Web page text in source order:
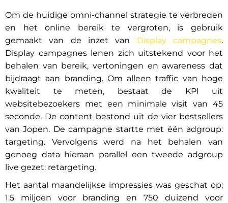
Om de huidige omni-channel strategie te verbreden
en het online bereik te vergroten, is gebruik
gemaakt van de inzet van Display campagnes.
Display campagnes lenen zich uitstekend voor het
behalen van bereik, vertoningen en awareness dat
bijdraagt aan branding. Om alleen traffic van hoge
kwaliteit te meten, bestaat de KPI uit
websitebezoekers met een minimale visit van 45
seconde. De content bestond uit de vier bestsellers
van Jopen. De campagne startte met één adgroup:
targeting. Vervolgens werd na het behalen van
genoeg data hieraan parallel een tweede adgroup
live gezet: retargeting.
Het aantal maandelijkse impressies was geschat op;
1.5 miljoen voor branding en 750 duizend voor